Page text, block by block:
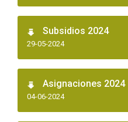
Subsidios 2024
29-05-2024
Asignaciones 2024
04-06-2024